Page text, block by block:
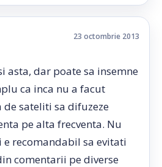
23 octombrie 2013
asta, dar poate sa insemne
ca inca nu a facut
sateliti sa difuzeze
pe alta frecventa. Nu
recomandabil sa evitati
comentarii pe diverse